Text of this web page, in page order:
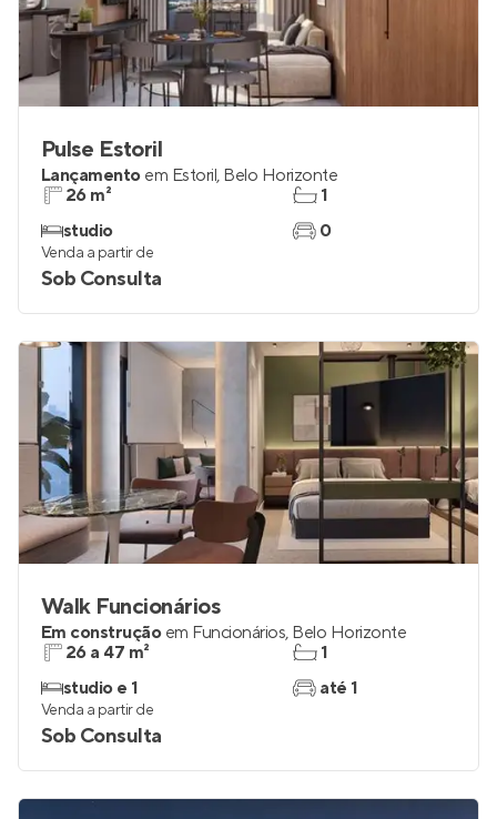
Pulse Estoril
Lançamento em Estoril, Belo Horizonte
26 m²
studio
1
0
Venda a partir de
Sob Consulta
Walk Funcionários
Em construção em Funcionários, Belo Horizonte
26 a 47 m²
studio e 1
1
até 1
Venda a partir de
Sob Consulta